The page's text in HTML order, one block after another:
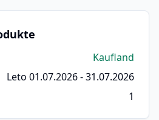
Kaufland
Leto 01.07.2026 - 31.07.2026
1